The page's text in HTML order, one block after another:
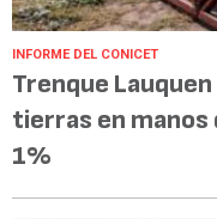
INFORME DEL CONICET
Trenque
tierras en manos
1%